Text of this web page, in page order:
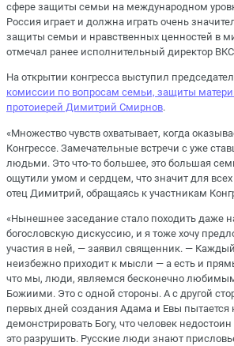
сфере защиты семьи на международном
Россия играет и должна играть очень
защиты семьи и нравственных ценностей в
отмечал ранее исполнительный директор
На открытии конгресса выступил
комиссии по вопросам семьи, защиты
протоиерей Димитрий Смирнов.
«Множество чувств охватывает, когда
Конгрессе. Замечательные встречи с уже
людьми. Это что-то большее, это большая
ощутили умом и сердцем, что значит для
отец Димитрий, обращаясь к участникам
«Нынешнее заседание стало походить даже
богословскую дискуссию, и я тоже хочу
участия в ней, — заявил священник. —
неизбежно приходит к мысли — а есть и
что мы, люди, являемся бесконечно
Божиими. Это с одной стороны. А с другой
первых дней создания Адама и Евы пытается
демонстрировать Богу, что человек
это разрушить. Русские люди знают